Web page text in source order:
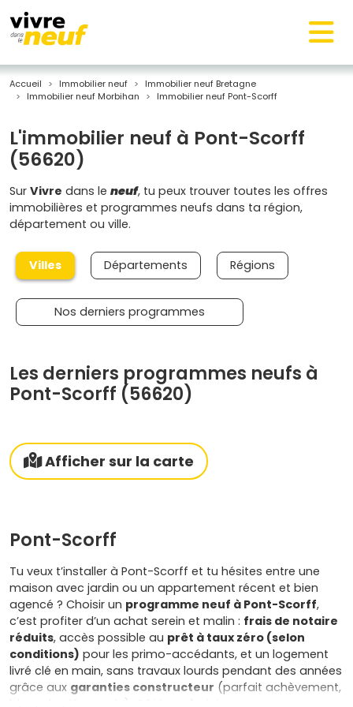
Accueil Immobilier neuf
Immobilier neuf Bretagne
Immobilier neuf Morbihan
Immobilier neuf Pont-Scorff
L'immobilier neuf à Pont-Scorff
(56620)
Sur Vivre dans le neuf, tu peux trouver toutes les offres
immobilières et programmes neufs dans ta région,
département ou ville.
Villes Départements Régions
Nos derniers programmes
Les derniers programmes neufs à
Pont-Scorff (56620)
Afficher sur la carte
Pont-Scorff
Tu veux t’installer à Pont-Scorff et tu hésites entre une
maison avec jardin ou un appartement récent et bien
agencé ? Choisir un programme neuf à Pont-Scorff,
c’est profiter d’un achat serein et malin : frais de notaire
réduits, accès possible au prêt à taux zéro (selon
conditions) pour les primo-accédants, et un logement
livré clé en main, sans travaux lourds pendant des années
grâce aux garanties constructeur (parfait achèvement,
biennale, décennale). Côté confort, tu gagnes au